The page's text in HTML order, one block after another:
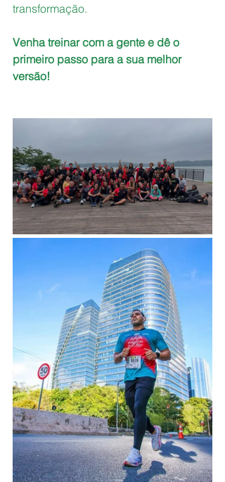
transformação.
Venha treinar com a gente e dê o
primeiro passo para a sua melhor
versão!